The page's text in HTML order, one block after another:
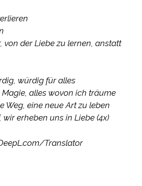
von der Liebe zu lernen, anstatt
würdig für alles
alles wovon ich träume
Weg, eine neue Art zu leben
erheben uns in Liebe (4x)
Translator